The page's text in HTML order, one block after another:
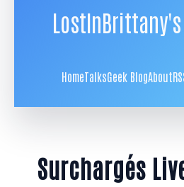
HomeTalksGeek BlogAbout
Surchargés